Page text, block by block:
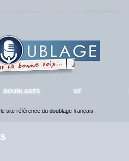
DOUBLAGES V.F
, le site référence du doublage français.